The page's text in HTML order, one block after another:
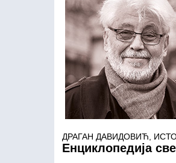
ДРАГАН ДАВИДОВИЋ,
Енциклопедија